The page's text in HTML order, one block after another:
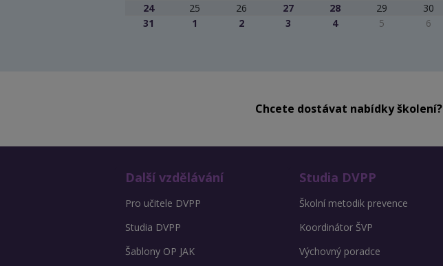
24
25 26 27 28 29
30
31
1 2 3 4 5 6
Chcete dostávat nabídky školení?
Další vzdělávání
Pro učitele DVPP
Studia DVPP
Šablony OP JAK
Studia DVPP
Školní metodik prevence
Koordinátor ŠVP
Výchovný poradce